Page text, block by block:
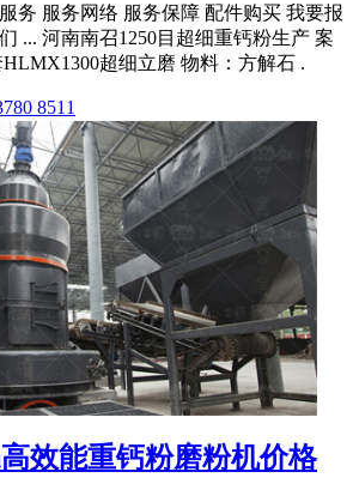
务 服务网络 服务保障 配件购买 我要报
... 河南南召1250目超细重钙粉生产 案
超细立磨 物料：方解石 .
8511
效能重钙粉磨粉机价格